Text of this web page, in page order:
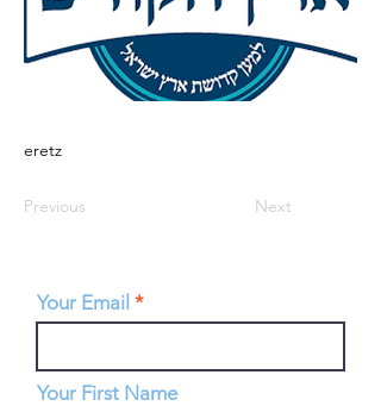
eretz
Previous Next
Your Email
Your First Name